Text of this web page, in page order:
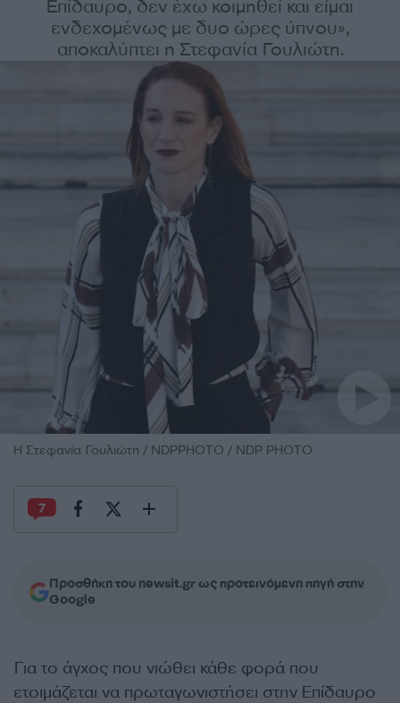
Επίδαυρο, δεν έχω κοιμηθεί και είμαι
ενδεχομένως με δυο ώρες ύπνου»,
αποκαλύπτει η Στεφανία Γουλιώτη.
Η Στεφανία Γουλιώτη / NDPPHOTO / NDP PHOTO
7
Προσθήκη του newsit.gr ως προτεινόμενη πηγή στην
Google
Για το άγχος που νιώθει κάθε φορά που
ετοιμάζεται να πρωταγωνιστήσει στην Επίδαυρο